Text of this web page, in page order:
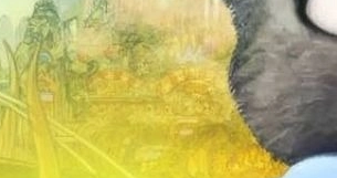
con cáo ngầu chất và cá tính.